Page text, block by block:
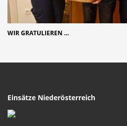
WIR GRATULIEREN …
Einsätze Niederösterreich